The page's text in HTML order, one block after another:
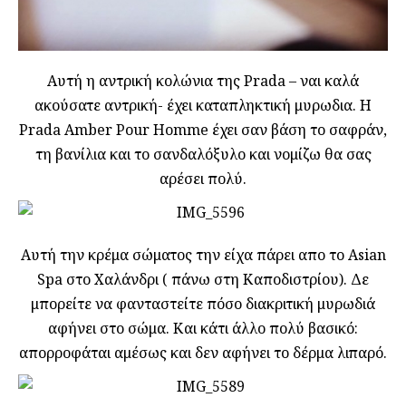
Αυτή η αντρική κολώνια της Prada – ναι καλά
ακούσατε αντρική- έχει καταπληκτική μυρωδια. Η
Prada Amber Pour Homme έχει σαν βάση το σαφράν,
τη βανίλια και το σανδαλόξυλο και νομίζω θα σας
αρέσει πολύ.
Αυτή την κρέμα σώματος την είχα πάρει απο το Asian
Spa στο Χαλάνδρι ( πάνω στη Καποδιστρίου). Δε
μπορείτε να φανταστείτε πόσο διακριτική μυρωδιά
αφήνει στο σώμα. Και κάτι άλλο πολύ βασικό:
απορροφάται αμέσως και δεν αφήνει το δέρμα λιπαρό.